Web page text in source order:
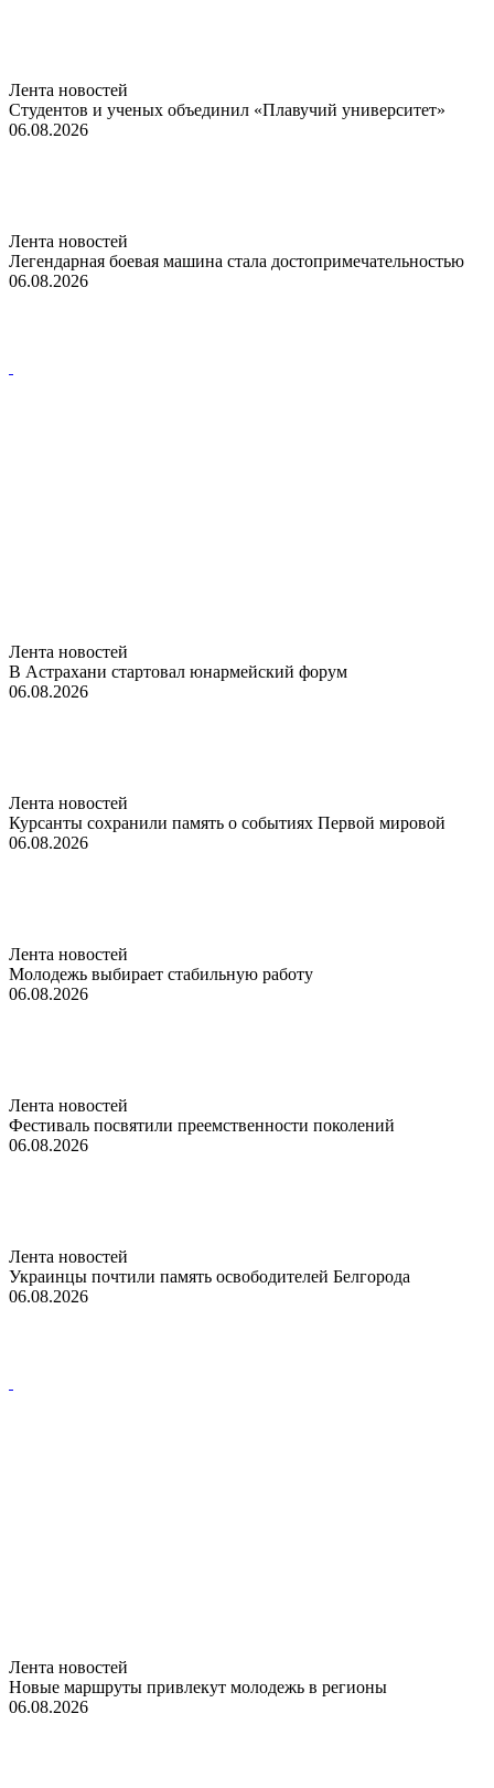
Лента новостей
Студентов и ученых объединил «Плавучий университет»
06.08.2026
Лента новостей
Легендарная боевая машина стала достопримечательностью
06.08.2026
Лента новостей
В Астрахани стартовал юнармейский форум
06.08.2026
Лента новостей
Курсанты сохранили память о событиях Первой мировой
06.08.2026
Лента новостей
Молодежь выбирает стабильную работу
06.08.2026
Лента новостей
Фестиваль посвятили преемственности поколений
06.08.2026
Лента новостей
Украинцы почтили память освободителей Белгорода
06.08.2026
Лента новостей
Новые маршруты привлекут молодежь в регионы
06.08.2026